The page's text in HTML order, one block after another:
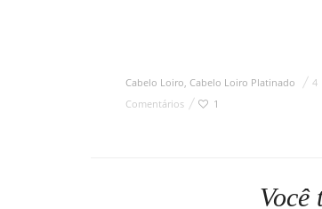
Cabelo Loiro, Cabelo Loiro Platinado
4
Comentários
1
Você